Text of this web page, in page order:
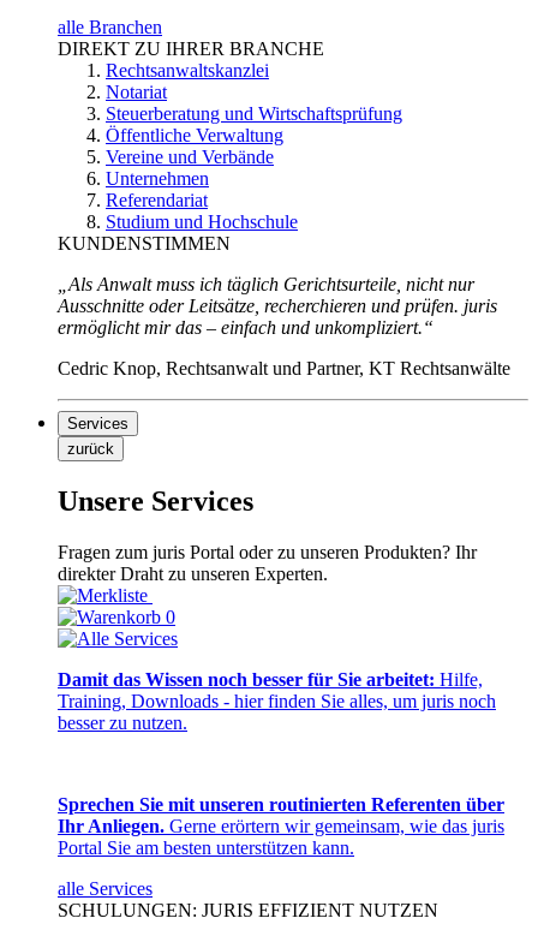
alle Branchen
DIREKT ZU IHRER BRANCHE
Rechtsanwaltskanzlei
Notariat
Steuerberatung und Wirtschaftsprüfung
Öffentliche Verwaltung
Vereine und Verbände
Unternehmen
Referendariat
Studium und Hochschule
KUNDENSTIMMEN
„Als Anwalt muss ich täglich Gerichtsurteile, nicht nur
Ausschnitte oder Leitsätze, recherchieren und prüfen. juris
ermöglicht mir das – einfach und unkompliziert.“
Cedric Knop, Rechtsanwalt und Partner, KT Rechtsanwälte
Services
zurück
Unsere Services
Fragen zum juris Portal oder zu unseren Produkten? Ihr
direkter Draht zu unseren Experten.
0
Damit das Wissen noch besser für Sie arbeitet: Hilfe,
Training, Downloads - hier finden Sie alles, um juris noch
besser zu nutzen.
Sprechen Sie mit unseren routinierten Referenten über
Ihr Anliegen. Gerne erörtern wir gemeinsam, wie das juris
Portal Sie am besten unterstützen kann.
alle Services
SCHULUNGEN: JURIS EFFIZIENT NUTZEN